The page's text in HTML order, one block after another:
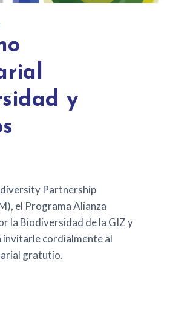
y
Partnership
el Programa Alianza
la Biodiversidad de la GIZ y
invitarle cordialmente al
gratutio.